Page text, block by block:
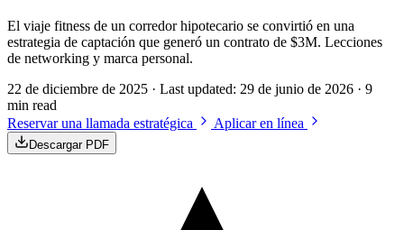
El viaje fitness de un corredor hipotecario se convirtió en una
estrategia de captación que generó un contrato de $3M. Lecciones
de networking y marca personal.
22 de diciembre de 2025 · Last updated: 29 de junio de 2026 · 9
min read
Reservar una llamada estratégica
Aplicar en línea
Descargar PDF